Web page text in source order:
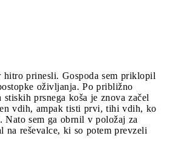
hitro prinesli. Gospoda sem priklopil
oživljanja. Po približno
stiskih prsnega koša je znova začel
vdih, ampak tisti prvi, tihi vdih, ko
Nato sem ga obrnil v položaj za
na reševalce, ki so potem prevzeli